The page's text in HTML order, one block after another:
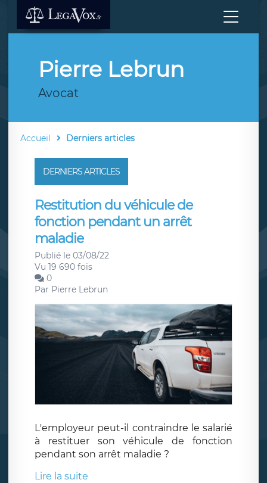
Pierre Lebrun
Avocat
Accueil Derniers articles
DERNIERS ARTICLES
Restitution du véhicule de
fonction pendant un arrêt
maladie
Publié le 03/08/22
Vu 19 690 fois
0
Par Pierre Lebrun
L'employeur peut-il contraindre le salarié
à restituer son véhicule de fonction
pendant son arrêt maladie ?
Lire la suite